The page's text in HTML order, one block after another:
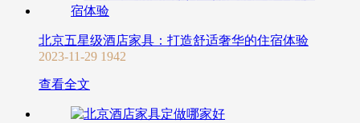
北京五星级酒店家具：打造舒适奢华的住宿体验
2023-11-29 1942
查看全文